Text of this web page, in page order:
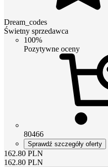
Dream_codes
Świetny sprzedawca
100%
Pozytywne oceny
80466
Sprawdź szczegóły oferty
162.80 PLN
162.80 PLN